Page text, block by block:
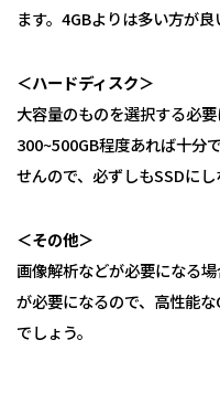
ます。4GBよりは多い方が良
＜ハードディスク＞
大容量のものを選択する必
300~500GB程度あれば十分
せんので、必ずしもSSDにし
＜その他＞
画像解析などが必要になる
が必要になるので、高性能
でしょう。